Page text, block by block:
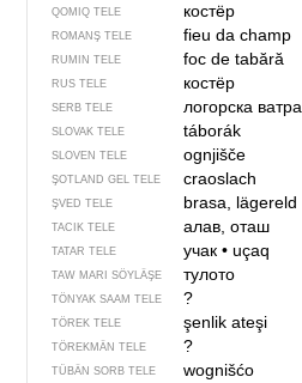
QOMIQ TELE костёр
ROMANŞ TELE fieu da champ
RUMIN TELE foc de tabără
RUS TELE костёр
SERB TELE логорска ватра
SLOVAK TELE táborák
SLOVEN TELE ognjišče
ŞOTLAND GEL TELE craoslach
ŞVED TELE brasa, lägereld
TACIK TELE алав, оташ
TATAR TELE учак• uçaq
TAW MARI SÖYLÄŞE тулото
TÖNYAK SAAM TELE ?
TÖREK TELE şenlik ateşi
TÖREKMÄN TELE ?
TÜBÄN SORB TELE wognišćo